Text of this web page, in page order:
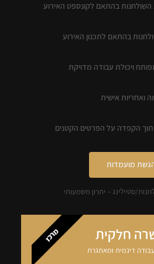
השולחנות בהתאם לקונספט האירוע
בהתאם לתכנון האירוע
ויכולת עבודה מדויקת
ואחריות אישית
תוך הקפדה על הפרטים הקטנים
מועמדות
סטיילינג – יתרון משמעותי
מרכז חלקית
דינמית ומאתגרת